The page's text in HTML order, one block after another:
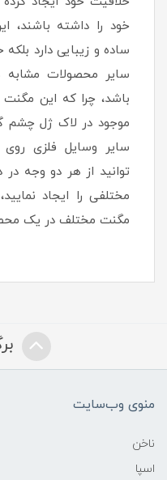
خود را داشته باشند،
ساده و زیبایی دارد
سایر محصولات مشابه
باشد، چرا که این
موجود در لاک ژل
سایر وسایل فلزی
توانید از هر دو وجه
مختلفی را ایجاد
مگنت مختلف در یک
منوی وب‌سایت
ناخن
اسپا